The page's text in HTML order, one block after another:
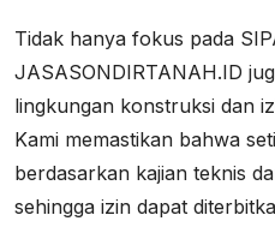
Tidak hanya fokus pada
JASASONDIRTANAH.ID
lingkungan konstruksi dan
Kami memastikan bahwa
berdasarkan kajian teknis
sehingga izin dapat